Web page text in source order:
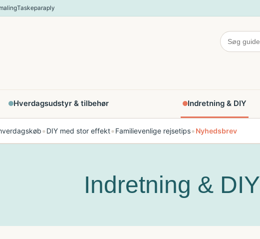
Taskeparaply
Hverdagsudstyr & tilbehør Indretning & DIY
•DIY med stor effekt•Familievenlige rejsetips•Nyhedsbrev
Indretning & DIY